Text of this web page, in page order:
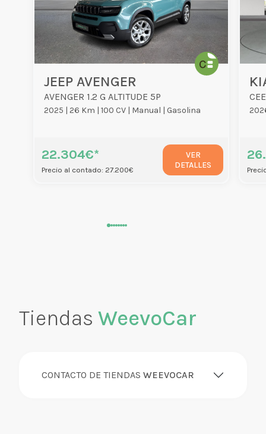
JEEP AVENGER
AVENGER 1.2 G ALTITUDE 5P
2025 | 26 Km | 100 CV | Manual | Gasolina
22.304€*
Precio al contado: 27.200€
VER
DETALLES
Tiendas WeevoCar
CONTACTO DE TIENDASWEEVOCAR